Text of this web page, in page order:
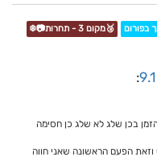
בפורום 🥉מקום 3 - תחרות📷❄️
:
בכן שלג לא שלג כן חסימה
הפעם הראשונה שאני חווה